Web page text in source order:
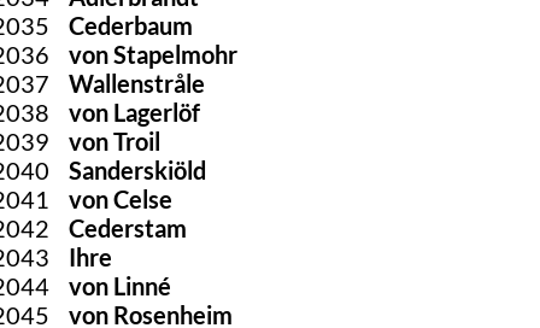
Cederbaum
von Stapelmohr
Wallenstråle
von Lagerlöf
von Troil
Sanderskiöld
von Celse
Cederstam
Ihre
von Linné
von Rosenheim